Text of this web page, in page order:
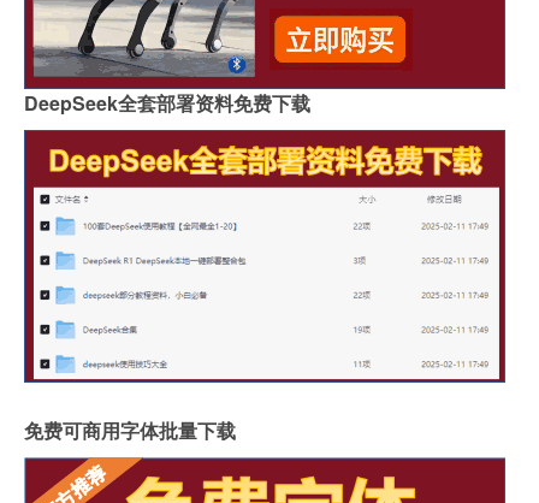
DeepSeek全套部署资料免费下载
免费可商用字体批量下载